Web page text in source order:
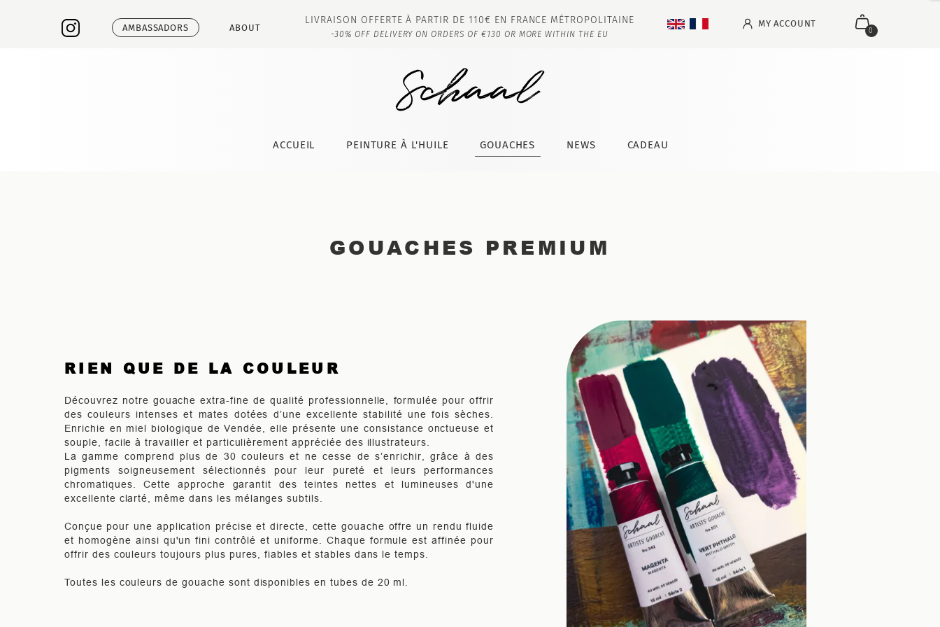
0
MY ACCOUNT
ABOUT
AMBASSADORS
LIVRAISON OFFERTE À PARTIR DE 110€ EN FRANCE MÉTROPOLITAINE
-30% OFF DELIVERY ON ORDERS OF €130 OR MORE WITHIN THE EU
ACCUEIL PEINTURE À L'HUILE GOUACHES NEWS CADEAU
GOUACHES PREMIUM
RIEN QUE DE LA COULEUR
Découvrez notre gouache extra-fine de qualité professionnelle, formulée pour offrir
des couleurs intenses et mates dotées d’une excellente stabilité une fois sèches.
Enrichie en miel biologique de Vendée, elle présente une consistance onctueuse et
souple, facile à travailler et particulièrement appréciée des illustrateurs.
La gamme comprend plus de 30 couleurs et ne cesse de s’enrichir, grâce à des
pigments soigneusement sélectionnés pour leur pureté et leurs performances
chromatiques. Cette approche garantit des teintes nettes et lumineuses d'une
excellente clarté, même dans les mélanges subtils.
Conçue pour une application précise et directe, cette gouache offre un rendu fluide
et homogène ainsi qu'un fini contrôlé et uniforme. Chaque formule est affinée pour
offrir des couleurs toujours plus pures, fiables et stables dans le temps.
Toutes les couleurs de gouache sont disponibles en tubes de 20 ml.